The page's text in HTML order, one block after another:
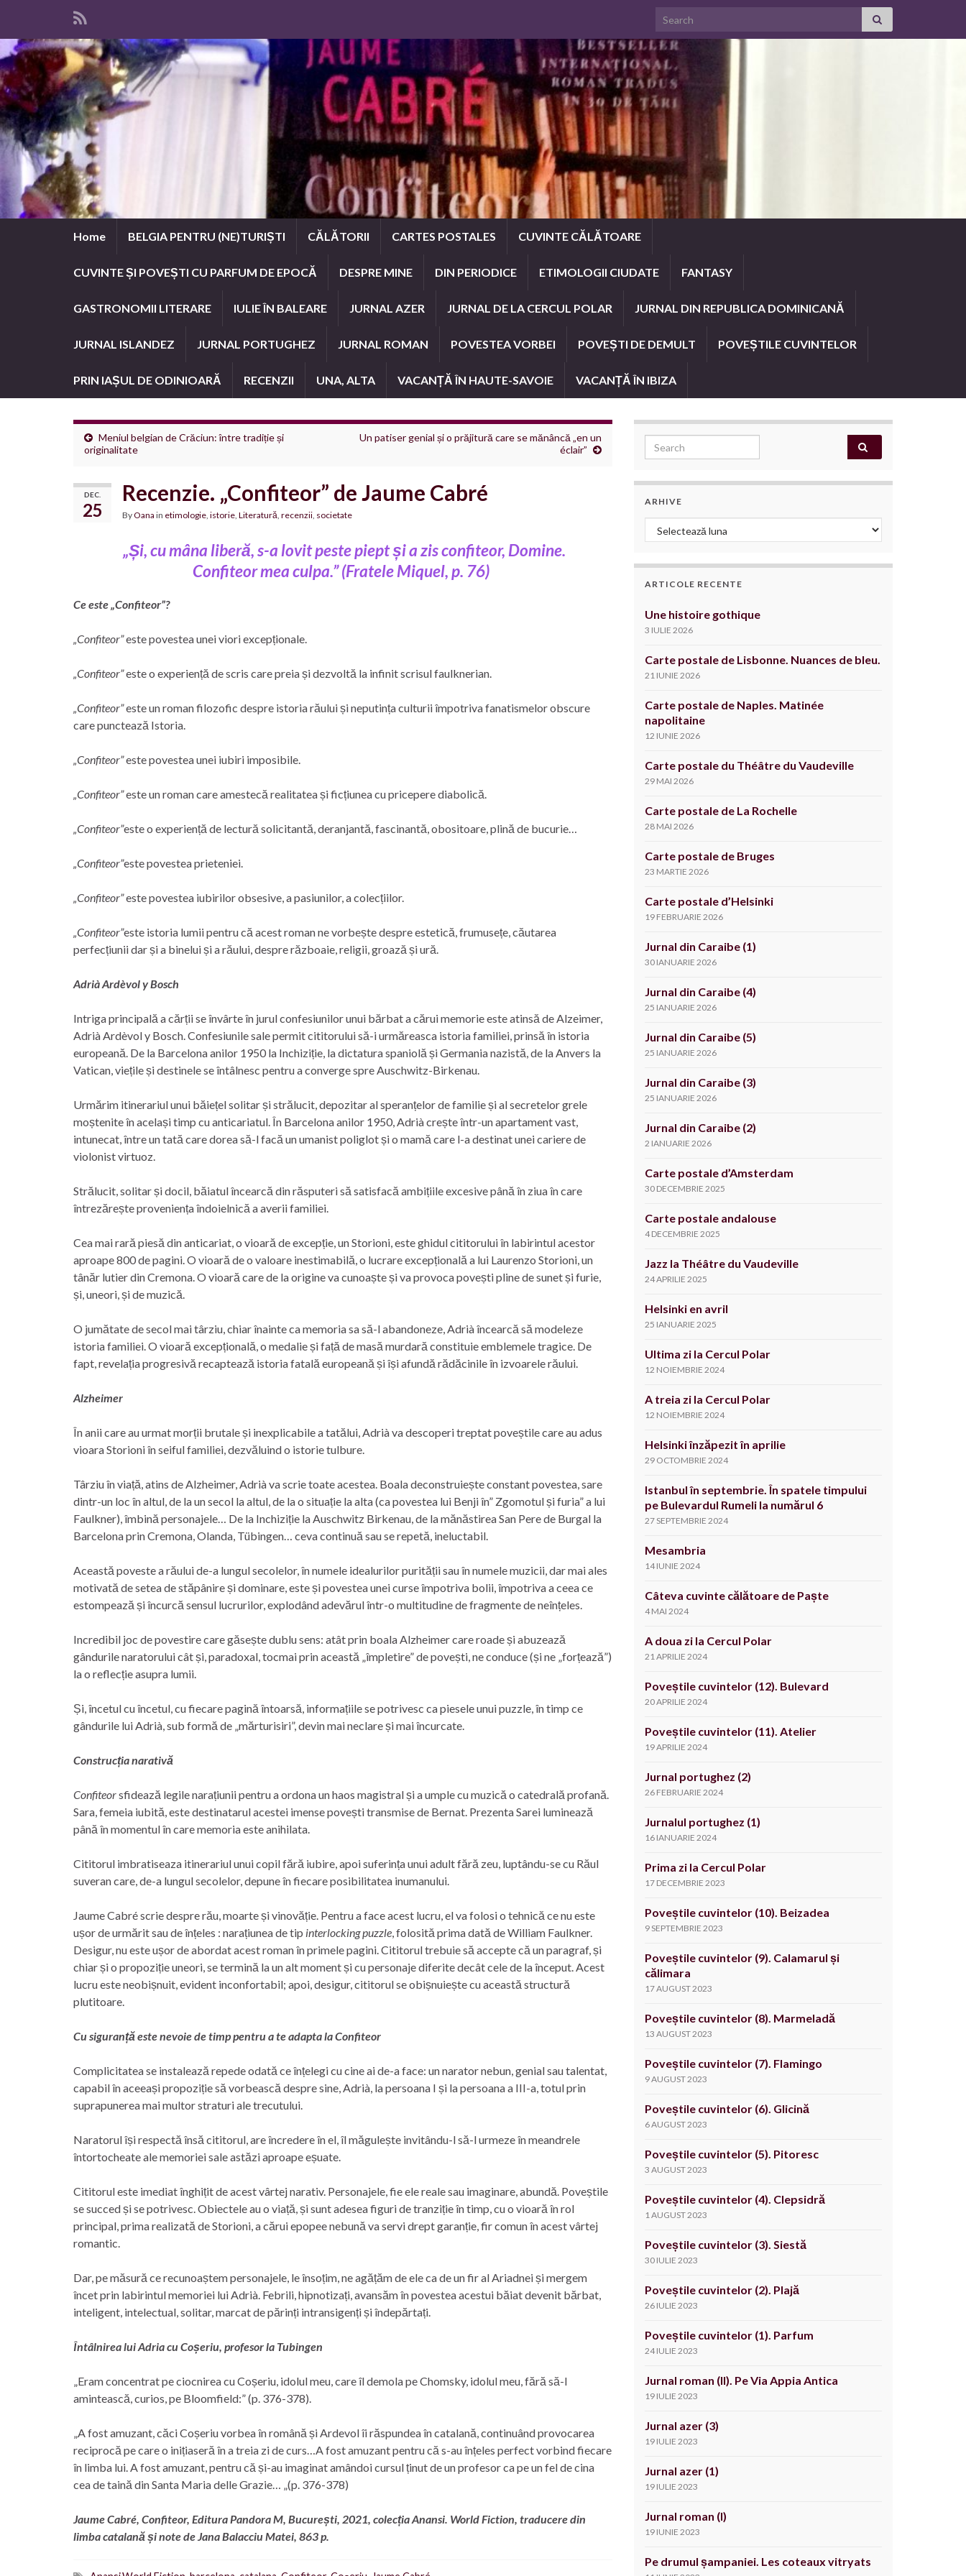
Search for:
Home BELGIA PENTRU (NE)TURIȘTI CĂLĂTORII CARTES POSTALES CUVINTE CĂLĂTOARE
CUVINTE ȘI POVEȘTI CU PARFUM DE EPOCĂ DESPRE MINE DIN PERIODICE ETIMOLOGII CIUDATE FANTASY
GASTRONOMII LITERARE IULIE ÎN BALEARE JURNAL AZER JURNAL DE LA CERCUL POLAR JURNAL DIN REPUBLICA DOMINICANĂ
JURNAL ISLANDEZ JURNAL PORTUGHEZ JURNAL ROMAN POVESTEA VORBEI POVEȘTI DE DEMULT POVEȘTILE CUVINTELOR
PRIN IAȘUL DE ODINIOARĂ RECENZII UNA, ALTA VACANȚĂ ÎN HAUTE-SAVOIE VACANȚĂ ÎN IBIZA
Meniul belgian de Crăciun: între tradiție și
originalitate
Un patiser genial și o prăjitură care se mănâncă „en un
éclair”
DEC.
25
Recenzie. „Confiteor” de Jaume Cabré
ByOana in etimologie, istorie, Literatură, recenzii, societate
„Și, cu mâna liberă, s-a lovit peste piept și a zis confiteor, Domine.
Confiteor mea culpa.” (Fratele Miquel, p. 76)
Ce este „Confiteor”?
„Confiteor”este povestea unei viori excepționale.
„Confiteor”este o experiență de scris care preia și dezvoltă la infinit scrisul faulknerian.
„Confiteor”este un roman filozofic despre istoria răului și neputința culturii împotriva fanatismelor obscure
care punctează Istoria.
„Confiteor”este povestea unei iubiri imposibile.
„Confiteor”este un roman care amestecă realitatea și ficțiunea cu pricepere diabolică.
„Confiteor”este o experiență de lectură solicitantă, deranjantă, fascinantă, obositoare, plină de bucurie…
„Confiteor”este povestea prieteniei.
„Confiteor”este povestea iubirilor obsesive, a pasiunilor, a colecțiilor.
„Confiteor”este istoria lumii pentru că acest roman ne vorbește despre estetică, frumusețe, căutarea
perfecțiunii dar și a binelui și a răului, despre războaie, religii, groază și ură.
Adrià Ardèvol y Bosch
Intriga principală a cărții se învârte în jurul confesiunilor unui bărbat a cărui memorie este atinsă de Alzeimer,
Adrià Ardèvol y Bosch. Confesiunile sale permit cititorului să-i urmăreasca istoria familiei, prinsă în istoria
europeană. De la Barcelona anilor 1950 la Inchiziție, la dictatura spaniolă și Germania nazistă, de la Anvers la
Vatican, viețile și destinele se întâlnesc pentru a converge spre Auschwitz-Birkenau.
Urmărim itinerariul unui băiețel solitar și strălucit, depozitar al speranțelor de familie și al secretelor grele
moștenite în același timp cu anticariatul. În Barcelona anilor 1950, Adrià crește într-un apartament vast,
intunecat, între un tată care dorea să-l facă un umanist poliglot și o mamă care l-a destinat unei cariere de
violonist virtuoz.
Strălucit, solitar și docil, băiatul încearcă din răsputeri să satisfacă ambițiile excesive până în ziua în care
întrezărește proveniența îndoielnică a averii familiei.
Cea mai rară piesă din anticariat, o vioară de excepție, un Storioni, este ghidul cititorului în labirintul acestor
aproape 800 de pagini. O vioară de o valoare inestimabilă, o lucrare excepțională a lui Laurenzo Storioni, un
tânăr lutier din Cremona. O vioară care de la origine va cunoaște și va provoca povești pline de sunet și furie,
și, uneori, și de muzică.
O jumătate de secol mai târziu, chiar înainte ca memoria sa să-l abandoneze, Adrià încearcă să modeleze
istoria familiei. O vioară excepțională, o medalie și față de masă murdară constituie emblemele tragice. De
fapt, revelația progresivă recaptează istoria fatală europeană și își afundă rădăcinile în izvoarele răului.
Alzheimer
În anii care au urmat morții brutale și inexplicabile a tatălui, Adrià va descoperi treptat poveștile care au adus
vioara Storioni în seiful familiei, dezvăluind o istorie tulbure.
Târziu în viață, atins de Alzheimer, Adrià va scrie toate acestea. Boala deconstruiește constant povestea, sare
dintr-un loc în altul, de la un secol la altul, de la o situație la alta (ca povestea lui Benji în” Zgomotul și furia” a lui
Faulkner), îmbină personajele… De la Inchiziție la Auschwitz Birkenau, de la mănăstirea San Pere de Burgal la
Barcelona prin Cremona, Olanda, Tübingen… ceva continuă sau se repetă, ineluctabil.
Această poveste a răului de-a lungul secolelor, în numele idealurilor purității sau în numele muzicii, dar mai ales
motivată de setea de stăpânire și dominare, este și povestea unei curse împotriva bolii, împotriva a ceea ce
estompează și încurcă sensul lucrurilor, explodând adevărul într-o multitudine de fragmente de neînțeles.
Incredibil joc de povestire care găsește dublu sens: atât prin boala Alzheimer care roade și abuzează
gândurile naratorului cât și, paradoxal, tocmai prin această „împletire” de povești, ne conduce (și ne „forțează”)
la o reflecție asupra lumii.
Și, încetul cu încetul, cu fiecare pagină întoarsă, informațiile se potrivesc ca piesele unui puzzle, în timp ce
gândurile lui Adrià, sub formă de „mărturisiri”, devin mai neclare și mai încurcate.
Construcția narativă
Confiteorsfidează legile narațiunii pentru a ordona un haos magistral și a umple cu muzică o catedrală profană.
Sara, femeia iubită, este destinatarul acestei imense povești transmise de Bernat. Prezenta Sarei luminează
până în momentul în care memoria este anihilata.
Cititorul imbratiseaza itinerariul unui copil fără iubire, apoi suferința unui adult fără zeu, luptându-se cu Răul
suveran care, de-a lungul secolelor, depune în fiecare posibilitatea inumanului.
Jaume Cabré scrie despre rău, moarte și vinovăție. Pentru a face acest lucru, el va folosi o tehnică ce nu este
ușor de urmărit sau de înțeles : narațiunea de tip interlocking puzzle, folosită prima dată de William Faulkner.
Desigur, nu este ușor de abordat acest roman în primele pagini. Cititorul trebuie să accepte că un paragraf, și
chiar și o propoziție uneori, se termină la un alt moment și cu personaje diferite decât cele de la început. Acest
lucru este neobișnuit, evident inconfortabil; apoi, desigur, cititorul se obișnuiește cu această structură
plutitoare.
Cu siguranță este nevoie de timp pentru a te adapta la Confiteor
Complicitatea se instalează repede odată ce înțelegi cu cine ai de-a face: un narator nebun, genial sau talentat,
capabil în aceeași propoziție să vorbească despre sine, Adrià, la persoana I și la persoana a III-a, totul prin
suprapunerea mai multor straturi ale trecutului.
Naratorul își respectă însă cititorul, are încredere în el, îl măgulește invitându-l să-l urmeze în meandrele
întortocheate ale memoriei sale astăzi aproape eșuate.
Cititorul este imediat înghițit de acest vârtej narativ. Personajele, fie ele reale sau imaginare, abundă. Poveștile
se succed și se potrivesc. Obiectele au o viață, și sunt adesea figuri de tranziție în timp, cu o vioară în rol
principal, prima realizată de Storioni, a cărui epopee nebună va servi drept garanție, fir comun în acest vârtej
romantic.
Dar, pe măsură ce recunoaștem personajele, le însoțim, ne agățăm de ele ca de un fir al Ariadnei și mergem
încet prin labirintul memoriei lui Adrià. Febrili, hipnotizați, avansăm în povestea acestui băiat devenit bărbat,
inteligent, intelectual, solitar, marcat de părinți intransigenți și îndepărtați.
Întâlnirea lui Adria cu Coșeriu, profesor la Tubingen
„Eram concentrat pe ciocnirea cu Coșeriu, idolul meu, care îl demola pe Chomsky, idolul meu, fără să-l
amintească, curios, pe Bloomfield:” (p. 376-378).
„A fost amuzant, căci Coșeriu vorbea în română și Ardevol îi răspundea în catalană, continuând provocarea
reciprocă pe care o inițiaseră în a treia zi de curs…A fost amuzant pentru că s-au înțeles perfect vorbind fiecare
în limba lui. A fost amuzant, pentru că și-au imaginat amândoi cursul ținut de un profesor ca pe un fel de cina
cea de taină din Santa Maria delle Grazie… „(p. 376-378)
Jaume Cabré, Confiteor, Editura Pandora M, București, 2021, colecția Anansi. World Fiction, traducere din
limba catalană și note de Jana Balacciu Matei, 863 p.
Search for:
ARHIVE
Arhive
ARTICOLE RECENTE
Une histoire gothique
3 IULIE 2026
Carte postale de Lisbonne. Nuances de bleu.
21 IUNIE 2026
Carte postale de Naples. Matinée
napolitaine
12 IUNIE 2026
Carte postale du Théâtre du Vaudeville
29 MAI 2026
Carte postale de La Rochelle
28 MAI 2026
Carte postale de Bruges
23 MARTIE 2026
Carte postale d’Helsinki
19 FEBRUARIE 2026
Jurnal din Caraibe (1)
30 IANUARIE 2026
Jurnal din Caraibe (4)
25 IANUARIE 2026
Jurnal din Caraibe (5)
25 IANUARIE 2026
Jurnal din Caraibe (3)
25 IANUARIE 2026
Jurnal din Caraibe (2)
2 IANUARIE 2026
Carte postale d’Amsterdam
30 DECEMBRIE 2025
Carte postale andalouse
4 DECEMBRIE 2025
Jazz la Théâtre du Vaudeville
24 APRILIE 2025
Helsinki en avril
25 IANUARIE 2025
Ultima zi la Cercul Polar
12 NOIEMBRIE 2024
A treia zi la Cercul Polar
12 NOIEMBRIE 2024
Helsinki înzăpezit în aprilie
29 OCTOMBRIE 2024
Istanbul în septembrie. În spatele timpului
pe Bulevardul Rumeli la numărul 6
27 SEPTEMBRIE 2024
Mesambria
14 IUNIE 2024
Câteva cuvinte călătoare de Paște
4 MAI 2024
A doua zi la Cercul Polar
21 APRILIE 2024
Poveștile cuvintelor (12). Bulevard
20 APRILIE 2024
Poveștile cuvintelor (11). Atelier
19 APRILIE 2024
Jurnal portughez (2)
26 FEBRUARIE 2024
Jurnalul portughez (1)
16 IANUARIE 2024
Prima zi la Cercul Polar
17 DECEMBRIE 2023
Poveștile cuvintelor (10). Beizadea
9 SEPTEMBRIE 2023
Poveștile cuvintelor (9). Calamarul și
călimara
17 AUGUST 2023
Poveștile cuvintelor (8). Marmeladă
13 AUGUST 2023
Poveștile cuvintelor (7). Flamingo
9 AUGUST 2023
Poveștile cuvintelor (6). Glicină
6 AUGUST 2023
Poveștile cuvintelor (5). Pitoresc
3 AUGUST 2023
Poveștile cuvintelor (4). Clepsidră
1 AUGUST 2023
Poveștile cuvintelor (3). Siestă
30 IULIE 2023
Poveștile cuvintelor (2). Plajă
26 IULIE 2023
Poveștile cuvintelor (1). Parfum
24 IULIE 2023
Jurnal roman (II). Pe Via Appia Antica
19 IULIE 2023
Jurnal azer (3)
19 IULIE 2023
Jurnal azer (1)
19 IULIE 2023
Jurnal roman (I)
19 IUNIE 2023
Pe drumul șampaniei. Les coteaux vitryats